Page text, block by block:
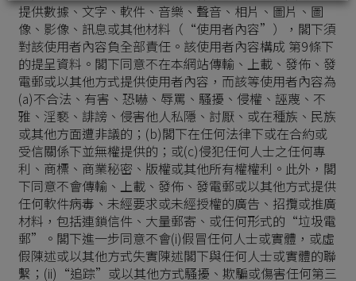
提供數據、文字、軟件、音樂、聲音、相片、圖片、圖
像、影像、訊息或其他材料（“使用者內容”），閣下須
對該使用者內容負全部責任。該使用者內容構成 第9條下
的提呈資料。閣下同意不在本網站傳輸、上載、發佈、發
電郵或以其他方式提供使用者內容，而該等使用者內容為
(a)不合法、有害、恐嚇、辱罵、騷擾、侵權、誣蔑、不
雅、淫褻、誹謗、侵害他人私隱、討厭、或在種族、民族
或其他方面遭非議的；(b)閣下在任何法律下或在合約或
受信關係下並無權提供的；或(c)侵犯任何人士之任何專
利、商標、商業秘密、版權或其他所有權權利。此外，閣
下同意不會傳輸、上載、發佈、發電郵或以其他方式提供
任何軟件病毒、未經要求或未經授權的廣告、招攬或推廣
材料，包括連鎖信件、大量郵寄、或任何形式的“垃圾電
郵”。閣下進一步同意不會(i)假冒任何人士或實體，或虛
假陳述或以其他方式失實陳述閣下與任何人士或實體的聯
繫；(ii)“追踪”或以其他方式騷擾、欺騙或傷害任何第三